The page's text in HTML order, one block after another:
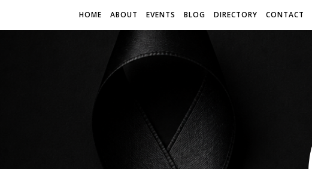
HOME ABOUT EVENTS BLOG DIRECTORY CONTACT